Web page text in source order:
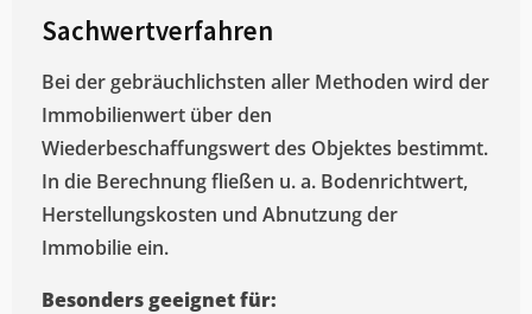
Sachwertverfahren
Bei der gebräuchlichsten aller Methoden wird der
Immobilienwert über den
Wiederbeschaffungswert des Objektes bestimmt.
In die Berechnung fließen u. a. Bodenrichtwert,
Herstellungskosten und Abnutzung der
Immobilie ein.
Besonders geeignet für: